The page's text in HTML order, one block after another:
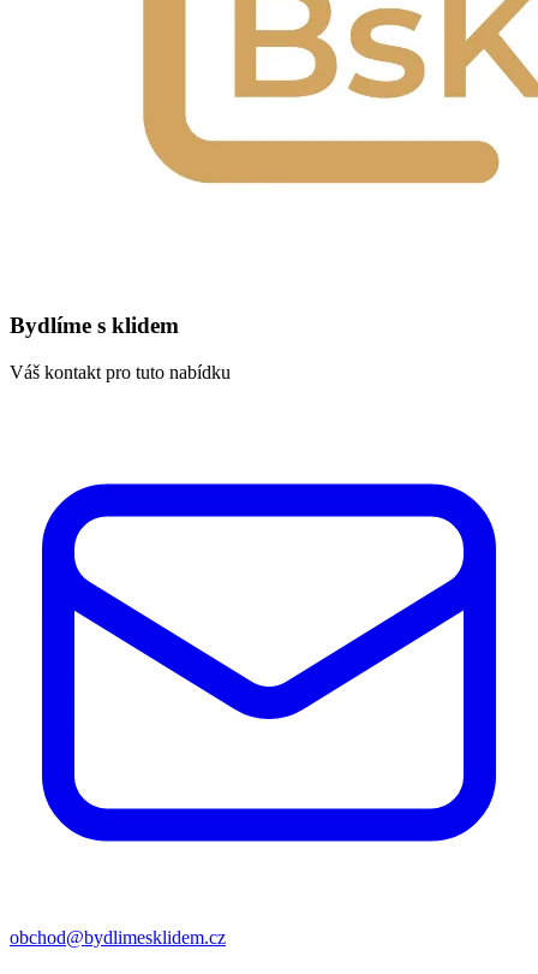
Bydlíme s klidem
Váš kontakt pro tuto nabídku
obchod@bydlimesklidem.cz